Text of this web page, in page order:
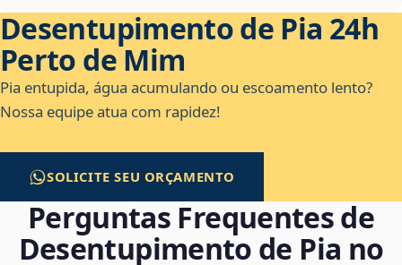
Desentupimento de Pia 24h
Perto de Mim
Pia entupida, água acumulando ou escoamento lento?
Nossa equipe atua com rapidez!
SOLICITE SEU ORÇAMENTO
Perguntas Frequentes de
Desentupimento de Pia no